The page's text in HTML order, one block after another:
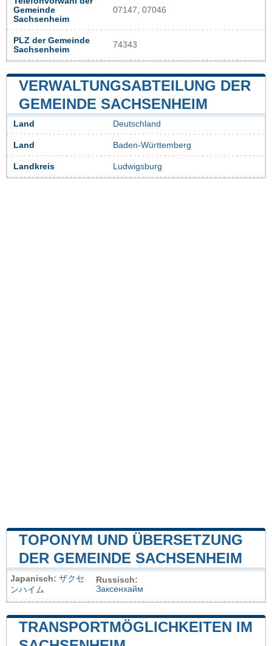
Gemeinde
Sachsenheim
07147, 07046
PLZ der Gemeinde
Sachsenheim
74343
VERWALTUNGSABTEILUNG DER
GEMEINDE SACHSENHEIM
Land Deutschland
Land Baden-Württemberg
Landkreis Ludwigsburg
TOPONYM UND ÜBERSETZUNG
DER GEMEINDE SACHSENHEIM
Japanisch: ザクセ
ンハイム
Russisch:
Заксенхайм
TRANSPORTMÖGLICHKEITEN IM